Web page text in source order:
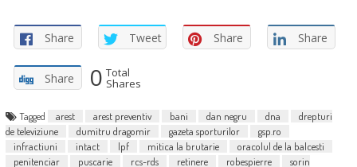
Share Tweet Share Share
Share 0 Total
Shares
Tagged arest arest preventiv bani dan negru dna
drepturi
de televiziune
dumitru dragomir gazeta sporturilor
gsp.ro
infractiuni
intact lpf mitica la brutarie
oracolul de la balcesti
penitenciar
puscarie rcs-rds retinere robespierre
sorin